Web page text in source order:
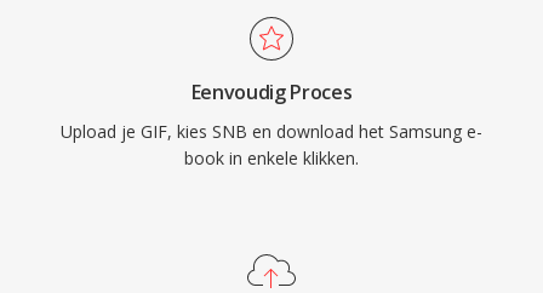
Eenvoudig Proces
Upload je GIF, kies SNB en download het Samsung e-
book in enkele klikken.